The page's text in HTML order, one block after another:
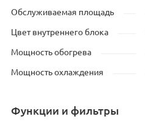
Обслуживаемая площадь
Цвет внутреннего блока
Мощность обогрева
Мощность охлаждения
Функции и фильтры